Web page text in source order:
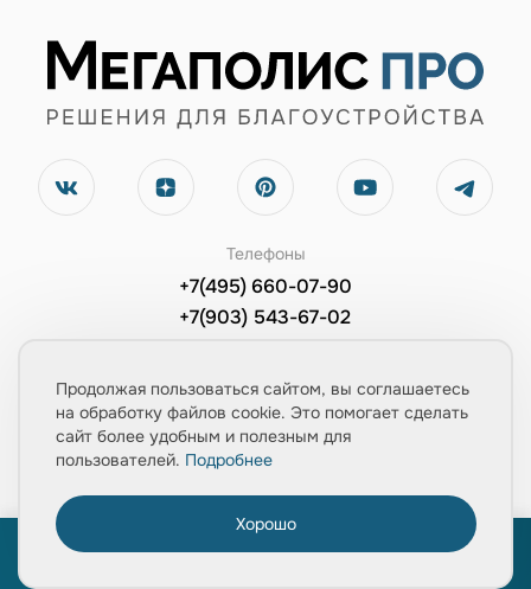
Телефоны
+7(495) 660-07-90
+7(903) 543-67-02
zayavka@mpolis-pro.ru
Обратный звонок
Продолжая пользоваться сайтом, вы соглашаетесь
на обработку файлов cookie. Это помогает сделать
сайт более удобным и полезным для
пользователей. Подробнее
Хорошо